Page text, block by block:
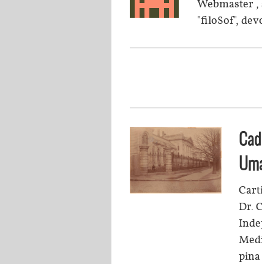
Webmaster
"filoSof",
Dr.